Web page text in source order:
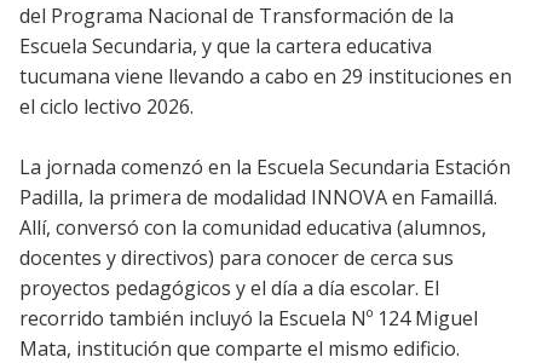
del Programa Nacional de Transformación de la
Escuela Secundaria, y que la cartera educativa
tucumana viene llevando a cabo en 29 instituciones en
el ciclo lectivo 2026.
La jornada comenzó en la Escuela Secundaria Estación
Padilla, la primera de modalidad INNOVA en Famaillá.
Allí, conversó con la comunidad educativa (alumnos,
docentes y directivos) para conocer de cerca sus
proyectos pedagógicos y el día a día escolar. El
recorrido también incluyó la Escuela Nº 124 Miguel
Mata, institución que comparte el mismo edificio.